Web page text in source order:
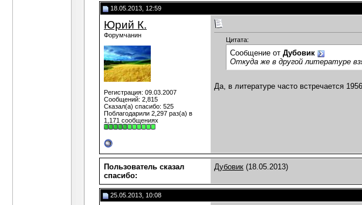
18.05.2013, 12:59
Юрий К.
Форумчанин
Регистрация: 09.03.2007
Сообщений: 2,815
Сказал(а) спасибо: 525
Поблагодарили 2,297 раз(а) в
1,171 сообщениях
Цитата:
Сообщение от Дубовик
Откуда же в другой литературе
Да, в литературе часто встречается
Пользователь сказал
cпасибо:
Дубовик (18.05.2013)
25.05.2013, 10:08